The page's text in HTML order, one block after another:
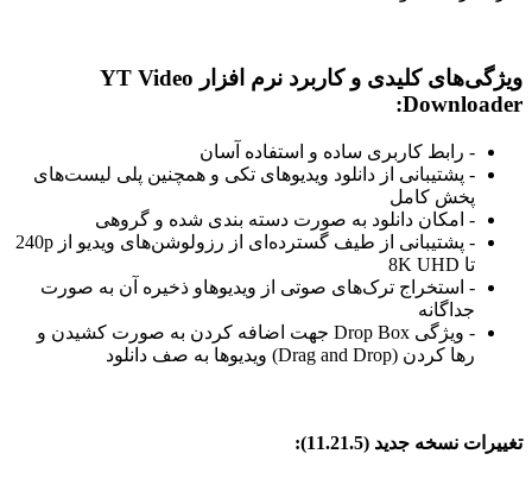
ویژگی‌های کلیدی و کاربرد نرم افزار YT Video
Downloader
:
- رابط کاربری ساده و استفاده آسان
- پشتیبانی از دانلود ویدیوهای تکی و همچنین پلی لیست‌های
پخش کامل
- امکان دانلود به صورت دسته بندی شده و گروهی
- پشتیبانی از طیف گسترده‌ای از رزولوشن‌های ویدیو از 240p
تا 8K UHD
- استخراج ترک‌های صوتی از ویدیوهاو ذخیره آن به صورت
جداگانه
- ویژگی Drop Box جهت اضافه کردن به صورت کشیدن و
رها کردن (Drag and Drop) ویدیوها به صف دانلود
تغییرات نسخه جدید (11.21.5):